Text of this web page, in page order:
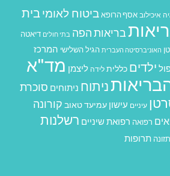
איכילוב אסף הרופא ביטוח לאומי בית
בריאות הפה בתי חולים דיאטה
האוניברסיטה העברית הגיל השלישי המרכז
ילדים כללית לידה ליצמן מד"א
ניתוח ניתוחים סוכרת
עיניים עישון עמיעד טאוב קורונה
רפואה רפואת שיניים רשלנות
תזונה תרופות